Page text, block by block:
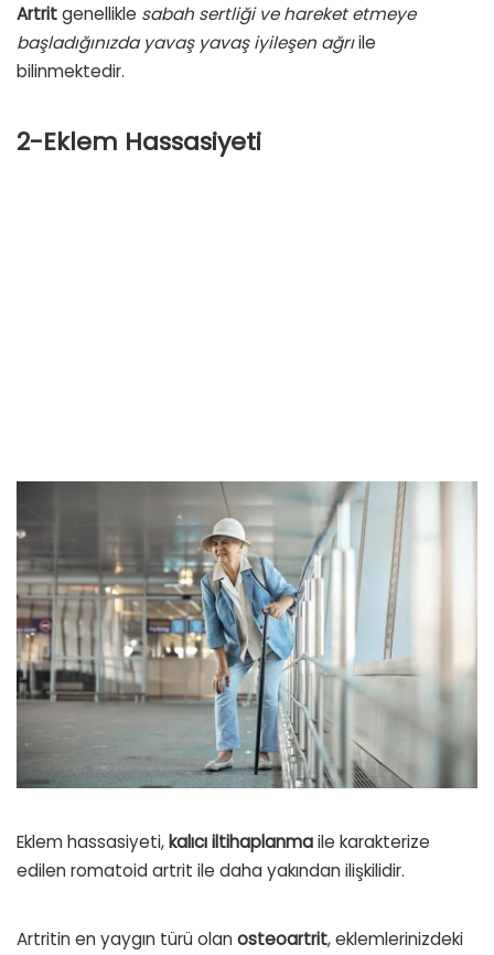
Artritgenellikle sabah sertliği ve hareket etmeye
başladığınızda yavaş yavaş iyileşen ağrıile
bilinmektedir.
2-Eklem Hassasiyeti
Eklem hassasiyeti,kalıcı iltihaplanmaile karakterize
edilen romatoid artrit ile daha yakından ilişkilidir.
Artritin en yaygın türü olan osteoartrit, eklemlerinizdeki